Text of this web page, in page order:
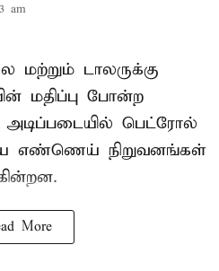
am
டாலருக்கு
மதிப்பு போன்ற
அடிப்படையில் பெட்ரோல்
எண்ணெய் நிறுவனங்கள்
More